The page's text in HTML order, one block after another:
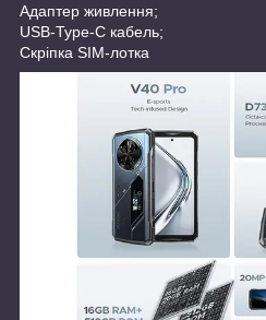
Адаптер живлення;
USB-Type-C кабель;
Скріпка SIM-лотка